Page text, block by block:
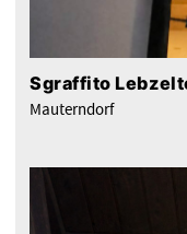
Sgraffito
Mauterndorf